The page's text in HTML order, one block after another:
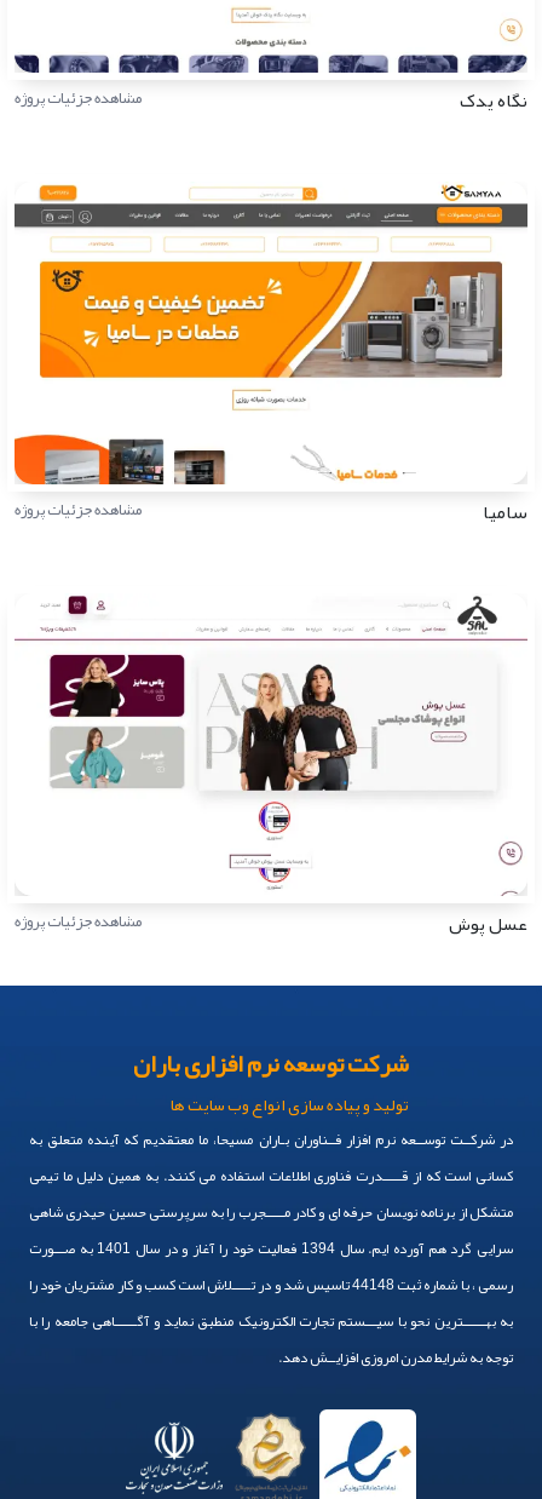
نگاه یدک مشاهده جزئیات پروژه
سامیا مشاهده جزئیات پروژه
عسل پوش مشاهده جزئیات پروژه
شرکت توسعه نرم افزاری باران
تولید و پیاده سازی انواع وب سایت ها
در شرکــت توســعه نرم افزار فــناوران بـاران مسیحا، ما معتقدیم که آینده متعلق به
کسانی است که از قـــــدرت فناوری اطلاعات استفاده می کنند. به همین دلیل ما تیمی
متشکل از برنامه نویسان حرفه ای و کادر مـــــجرب را به سرپرستی حسین حیدری شاهی
سرایی گرد هم آورده ایم. سال 1394 فعالیت خود را آغاز و در سال 1401 به صـــورت
رسمی ، با شماره ثبت 44148 تاسیس شد و در تـــــلاش است کسب و کار مشتریان خود را
به بهــــــترین نحو با سیـــستم تجارت الکترونیک منطبق نماید و آگــــــاهی جامعه را با
توجه به شرایط مدرن امروزی افزایــش دهد.